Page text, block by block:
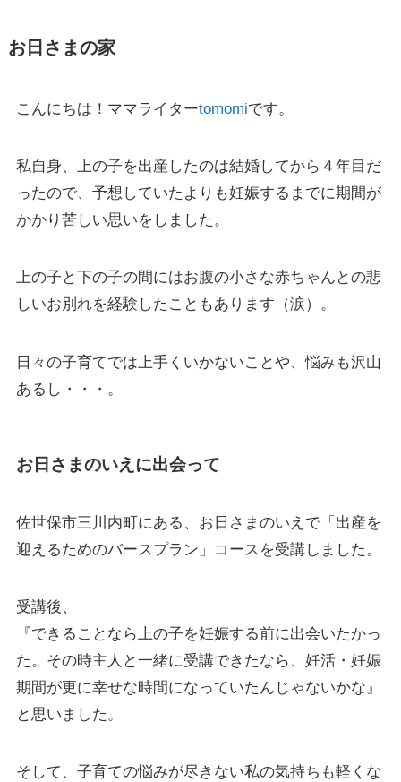
お日さまの家
こんにちは！ママライターtomomiです。
私自身、上の子を出産したのは結婚してから４年目だ
ったので、予想していたよりも妊娠するまでに期間が
かかり苦しい思いをしました。
上の子と下の子の間にはお腹の小さな赤ちゃんとの悲
しいお別れを経験したこともあります（涙）。
日々の子育てでは上手くいかないことや、悩みも沢山
あるし・・・。
お日さまのいえに出会って
佐世保市三川内町にある、お日さまのいえで「出産を
迎えるためのバースプラン」コースを受講しました。
受講後、
『できることなら上の子を妊娠する前に出会いたかっ
た。その時主人と一緒に受講できたなら、妊活・妊娠
期間が更に幸せな時間になっていたんじゃないかな』
と思いました。
そして、子育ての悩みが尽きない私の気持ちも軽くな